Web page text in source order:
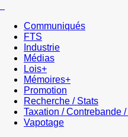
Communiqués
FTS
Industrie
Médias
Lois+
Mémoires+
Promotion
Recherche / Stats
Taxation / Contrebande
Vapotage